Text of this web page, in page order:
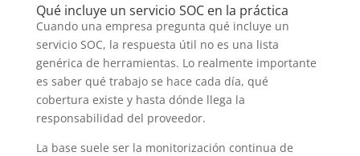
Qué incluye un servicio SOC en la práctica
Cuando una empresa pregunta qué incluye un
servicio SOC, la respuesta útil no es una lista
genérica de herramientas. Lo realmente importante
es saber qué trabajo se hace cada día, qué
cobertura existe y hasta dónde llega la
responsabilidad del proveedor.
La base suele ser la monitorización continua de